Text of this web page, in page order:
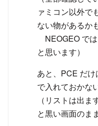
ァミコン以外で
ない物があるか
NEOGEO で
と思います）
あと、PCE だ
で入れておかな
（リストは出
と黒い画面のま